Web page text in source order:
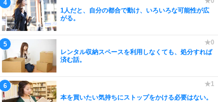
1人だと、自分の都合で動け、いろいろな可能性が広
がる。
レンタル収納スペースを利用しなくても、処分すれば
済む話。
本を買いたい気持ちにストップをかける必要はない。